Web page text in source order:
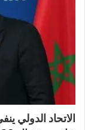
الاتحاد الدولي